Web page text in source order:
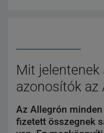
Mit jelentenek
azonosítók az
Az Allegrón
fizetett összegnek